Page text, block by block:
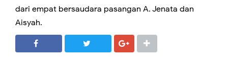
dari empat bersaudara pasangan A. Jenata dan
Aisyah.